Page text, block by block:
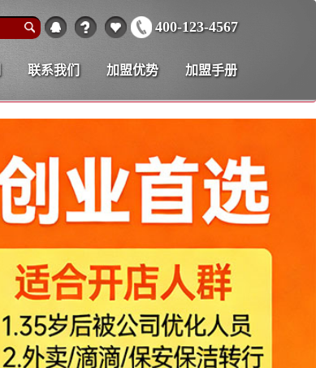
400-123-4567
联系我们 加盟优势 加盟手册